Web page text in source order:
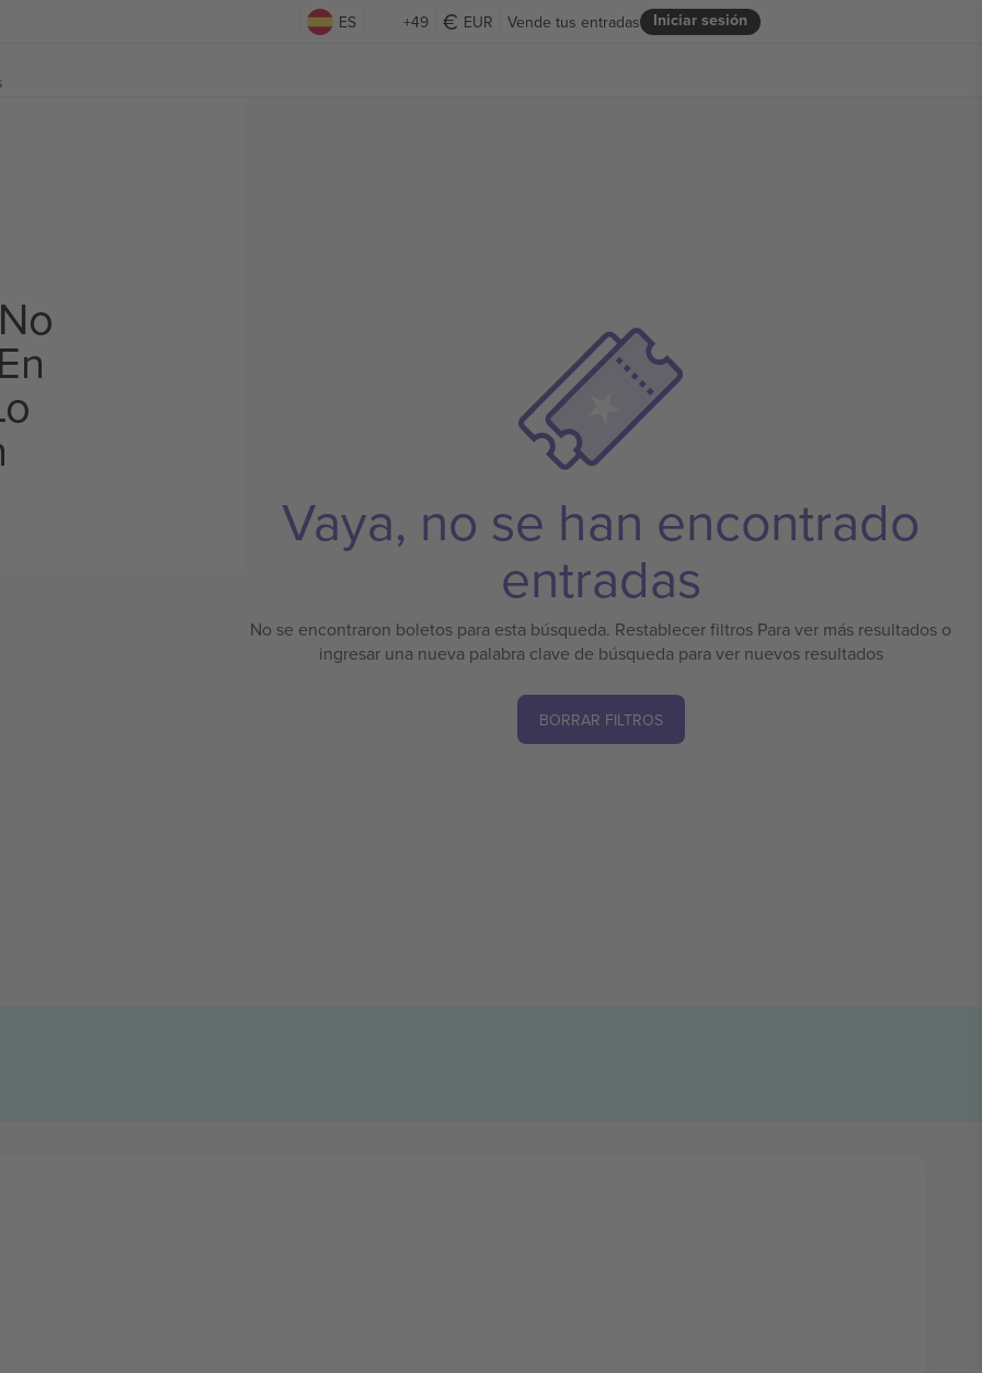
ES +49 EUR Iniciar sesión
Vende tus entradas
Vaya, no se han encontrado
entradas
No se encontraron boletos para esta búsqueda. Restablecer filtros Para ver más resultados o
ingresar una nueva palabra clave de búsqueda para ver nuevos resultados
BORRAR FILTROS